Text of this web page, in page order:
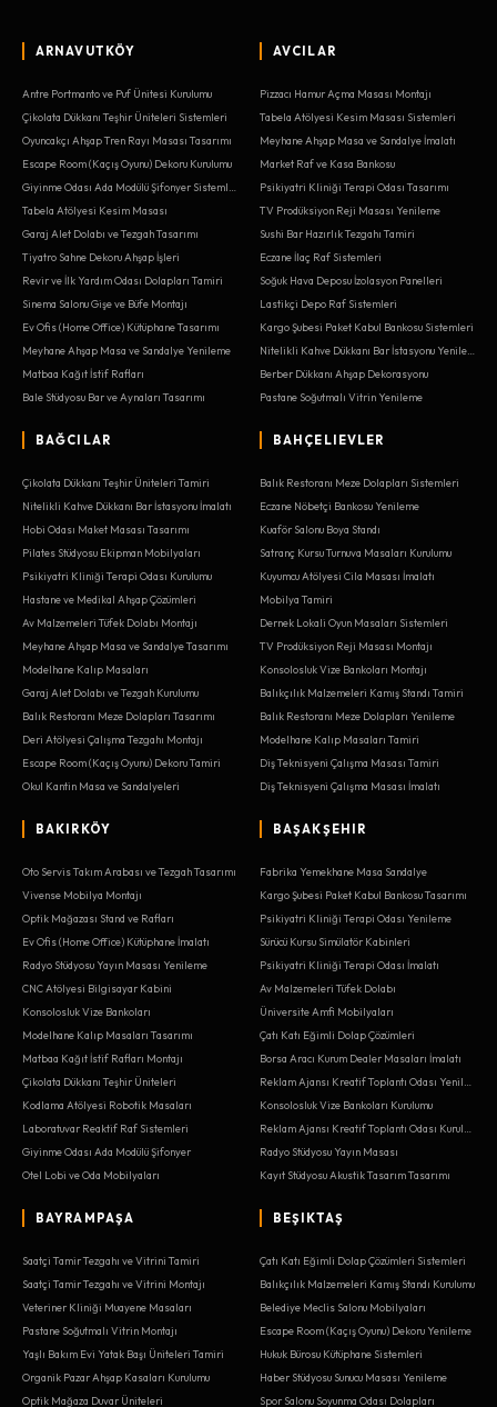
ARNAVUTKÖY
Antre Portmanto ve Puf Ünitesi Kurulumu
Çikolata Dükkanı Teşhir Üniteleri Sistemleri
Oyuncakçı Ahşap Tren Rayı Masası Tasarımı
Escape Room (Kaçış Oyunu) Dekoru Kurulumu
Tabela Atölyesi Kesim Masası
Garaj Alet Dolabı ve Tezgah Tasarımı
Tiyatro Sahne Dekoru Ahşap İşleri
Revir ve İlk Yardım Odası Dolapları Tamiri
Sinema Salonu Gişe ve Büfe Montajı
Ev Ofis (Home Office) Kütüphane Tasarımı
Meyhane Ahşap Masa ve Sandalye Yenileme
Matbaa Kağıt İstif Rafları
Bale Stüdyosu Bar ve Aynaları Tasarımı
AVCILAR
Pizzacı Hamur Açma Masası Montajı
Tabela Atölyesi Kesim Masası Sistemleri
Meyhane Ahşap Masa ve Sandalye İmalatı
Market Raf ve Kasa Bankosu
Psikiyatri Kliniği Terapi Odası Tasarımı
TV Prodüksiyon Reji Masası Yenileme
Sushi Bar Hazırlık Tezgahı Tamiri
Eczane İlaç Raf Sistemleri
Soğuk Hava Deposu İzolasyon Panelleri
Lastikçi Depo Raf Sistemleri
Kargo Şubesi Paket Kabul Bankosu Sistemleri
Berber Dükkanı Ahşap Dekorasyonu
Pastane Soğutmalı Vitrin Yenileme
BAĞCILAR
Çikolata Dükkanı Teşhir Üniteleri Tamiri
Nitelikli Kahve Dükkanı Bar İstasyonu İmalatı
Hobi Odası Maket Masası Tasarımı
Pilates Stüdyosu Ekipman Mobilyaları
Psikiyatri Kliniği Terapi Odası Kurulumu
Hastane ve Medikal Ahşap Çözümleri
Av Malzemeleri Tüfek Dolabı Montajı
Meyhane Ahşap Masa ve Sandalye Tasarımı
Modelhane Kalıp Masaları
Garaj Alet Dolabı ve Tezgah Kurulumu
Balık Restoranı Meze Dolapları Tasarımı
Deri Atölyesi Çalışma Tezgahı Montajı
Escape Room (Kaçış Oyunu) Dekoru Tamiri
Okul Kantin Masa ve Sandalyeleri
BAHÇELIEVLER
Balık Restoranı Meze Dolapları Sistemleri
Eczane Nöbetçi Bankosu Yenileme
Kuaför Salonu Boya Standı
Satranç Kursu Turnuva Masaları Kurulumu
Kuyumcu Atölyesi Cila Masası İmalatı
Mobilya Tamiri
Dernek Lokali Oyun Masaları Sistemleri
TV Prodüksiyon Reji Masası Montajı
Konsolosluk Vize Bankoları Montajı
Balıkçılık Malzemeleri Kamış Standı Tamiri
Balık Restoranı Meze Dolapları Yenileme
Modelhane Kalıp Masaları Tamiri
Diş Teknisyeni Çalışma Masası Tamiri
Diş Teknisyeni Çalışma Masası İmalatı
BAKIRKÖY
Oto Servis Takım Arabası ve Tezgah Tasarımı
Vivense Mobilya Montajı
Optik Mağazası Stand ve Rafları
Ev Ofis (Home Office) Kütüphane İmalatı
Radyo Stüdyosu Yayın Masası Yenileme
CNC Atölyesi Bilgisayar Kabini
Konsolosluk Vize Bankoları
Modelhane Kalıp Masaları Tasarımı
Matbaa Kağıt İstif Rafları Montajı
Çikolata Dükkanı Teşhir Üniteleri
Kodlama Atölyesi Robotik Masaları
Laboratuvar Reaktif Raf Sistemleri
Giyinme Odası Ada Modülü Şifonyer
Otel Lobi ve Oda Mobilyaları
BAŞAKŞEHIR
Fabrika Yemekhane Masa Sandalye
Kargo Şubesi Paket Kabul Bankosu Tasarımı
Psikiyatri Kliniği Terapi Odası Yenileme
Sürücü Kursu Simülatör Kabinleri
Psikiyatri Kliniği Terapi Odası İmalatı
Av Malzemeleri Tüfek Dolabı
Üniversite Amfi Mobilyaları
Çatı Katı Eğimli Dolap Çözümleri
Borsa Aracı Kurum Dealer Masaları İmalatı
Konsolosluk Vize Bankoları Kurulumu
Radyo Stüdyosu Yayın Masası
Kayıt Stüdyosu Akustik Tasarım Tasarımı
BAYRAMPAŞA
Saatçi Tamir Tezgahı ve Vitrini Tamiri
Saatçi Tamir Tezgahı ve Vitrini Montajı
Veteriner Kliniği Muayene Masaları
Pastane Soğutmalı Vitrin Montajı
Yaşlı Bakım Evi Yatak Başı Üniteleri Tamiri
Organik Pazar Ahşap Kasaları Kurulumu
Optik Mağaza Duvar Üniteleri
BEŞIKTAŞ
Çatı Katı Eğimli Dolap Çözümleri Sistemleri
Balıkçılık Malzemeleri Kamış Standı Kurulumu
Belediye Meclis Salonu Mobilyaları
Escape Room (Kaçış Oyunu) Dekoru Yenileme
Hukuk Bürosu Kütüphane Sistemleri
Haber Stüdyosu Sunucu Masası Yenileme
Spor Salonu Soyunma Odası Dolapları